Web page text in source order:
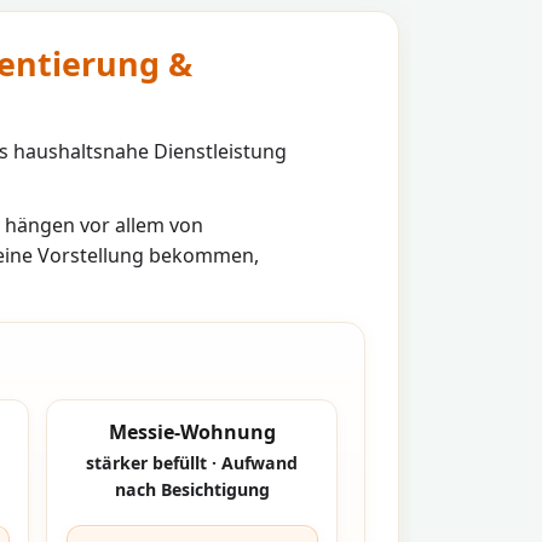
&
haushaltsnahe Dienstleistung
hängen vor allem von
Vorstellung bekommen,
Messie-Wohnung
stärker befüllt · Aufwand
nach Besichtigung